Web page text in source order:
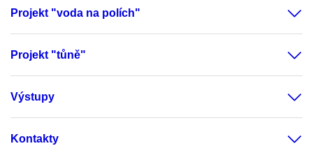
Projekt "voda na polích"
Projekt "tůně"
Výstupy
Kontakty